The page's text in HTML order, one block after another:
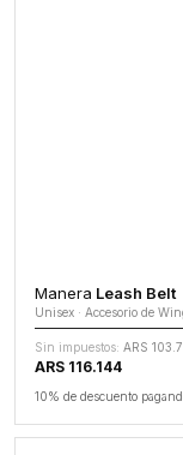
Manera Leash Belt
Unisex · Accesorio de
Sin impuestos: ARS
ARS 116.144
10% de descuento